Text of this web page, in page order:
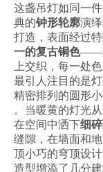
这盏吊灯如同一
典的​​钟形轮廓​演
打造，表面经过
一的复古铜色​​——
上交织，每一处
最引人注目的是
精密排列的圆形
。当暖黄的灯光
在空间中洒下​细
缝隙，在墙面和
顶小巧的穹顶设
造型增添了几分建